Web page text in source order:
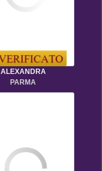
ALEXANDRA
PARMA